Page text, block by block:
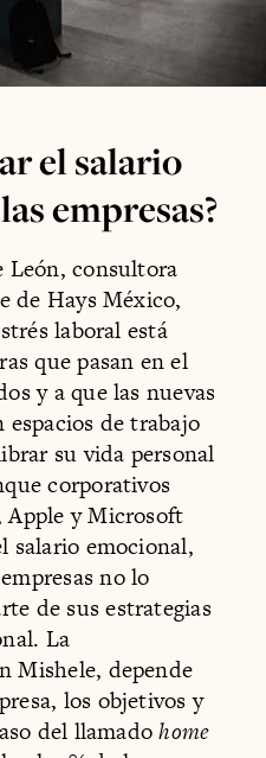
el salario
empresas?
León, consultora
de Hays México,
laboral está
que pasan en el
y a que las nuevas
espacios de trabajo
su vida personal
corporativos
Apple y Microsoft
salario emocional,
no lo
de sus estrategias
La
Mishele, depende
los objetivos y
del llamadohome